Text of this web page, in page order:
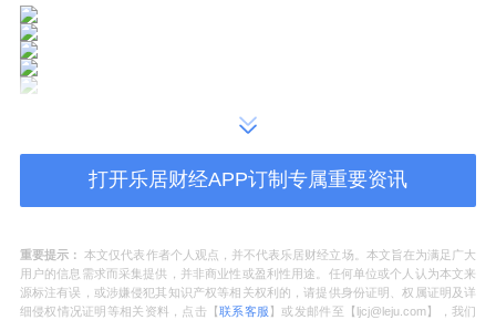
环卫业务的全国化专业平台，保
利环境将以精细化服务质量为基础、以智慧化
项目运营为优势、以全域网格化作业管理为特
键优势，助力江都建立城乡环卫作业体系，开
启城市服务新篇章。
打开乐居财经APP订制专属重要资讯
重要提示： 本文仅代表作者个人观点，并不代表乐居财经立场。本文旨在为满足广大
用户的信息需求而采集提供，并非商业性或盈利性用途。任何单位或个人认为本文来
源标注有误，或涉嫌侵犯其知识产权等相关权利的，请提供身份证明、权属证明及详
细侵权情况证明等相关资料，点击【联系客服 】或发邮件至【ljcj@leju.com】，我们